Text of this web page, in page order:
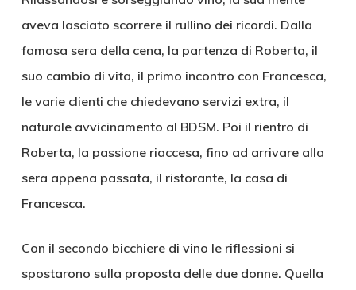
aveva lasciato scorrere il rullino dei ricordi. Dalla
famosa sera della cena, la partenza di Roberta, il
suo cambio di vita, il primo incontro con Francesca,
le varie clienti che chiedevano servizi extra, il
naturale avvicinamento al BDSM. Poi il rientro di
Roberta, la passione riaccesa, fino ad arrivare alla
sera appena passata, il ristorante, la casa di
Francesca.
Con il secondo bicchiere di vino le riflessioni si
spostarono sulla proposta delle due donne. Quella